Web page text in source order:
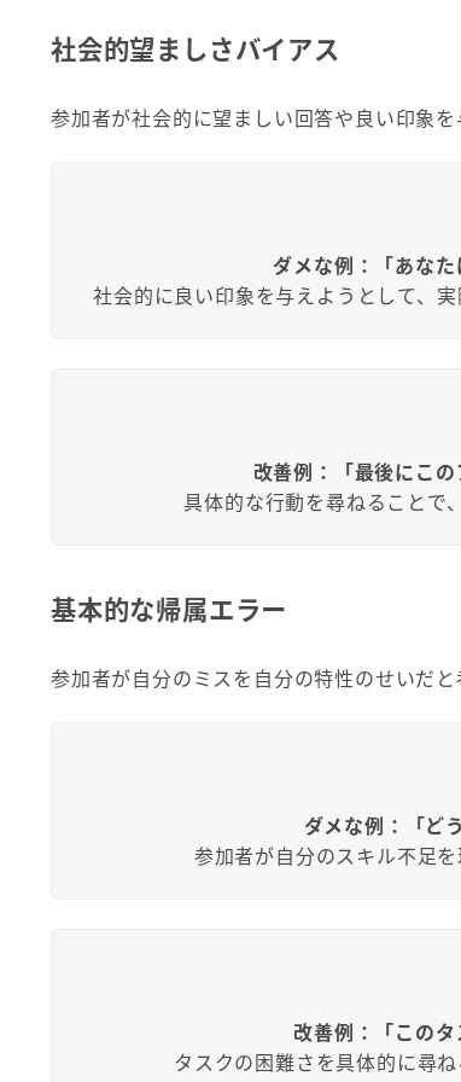
社会的望ましさバイアス
参加者が社会的に望ましい回答や良い印象
ダメな例：「あな
社会的に良い印象を与えようとして、
改善例：「最後にこ
具体的な行動を尋ねることで
基本的な帰属エラー
参加者が自分のミスを自分の特性のせいだと
ダメな例：「ど
参加者が自分のスキル不足
改善例：
「この
タスクの困難さを具体的に尋